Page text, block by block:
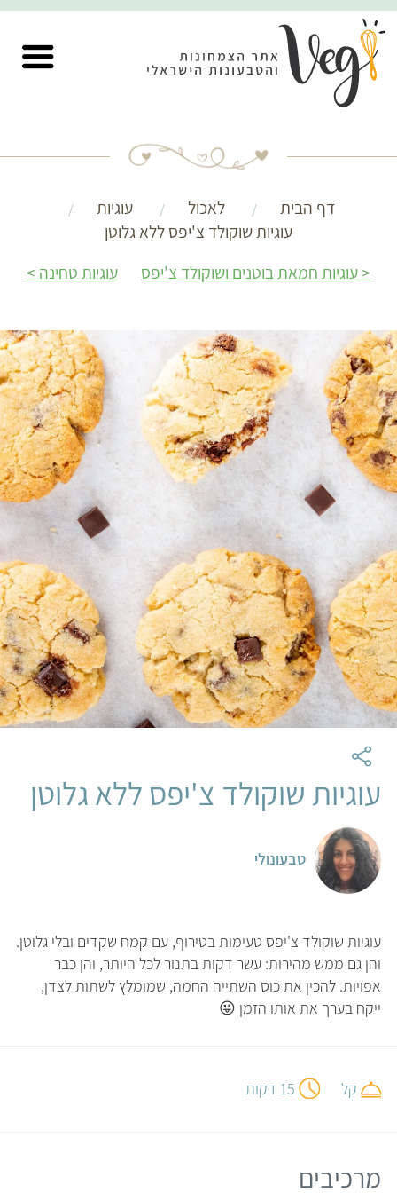
דף הבית לאכול
עוגיות
עוגיות שוקולד צ'יפס ללא גלוטן
עוגיות חמאת בוטנים ושוקולד צ'יפס
עוגיות טחינה
עוגיות שוקולד צ'יפס ללא גלוטן
טבעונולי
עוגיות שוקולד צ'יפס טעימות בטירוף, עם קמח שקדים ובלי גלוטן.
והן גם ממש מהירות: עשר דקות בתנור לכל היותר, והן כבר
אפויות. להכין את כוס השתייה החמה, שמומלץ לשתות לצדן,
ייקח בערך את אותו הזמן 😜
קל 15 דקות
מרכיבים